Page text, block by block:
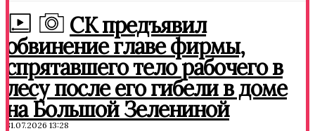
СК предъявил
обвинение главе фирмы,
спрятавшего тело рабочего в
лесу после его гибели в доме
на Большой Зелениной
31.07.2026 13:28